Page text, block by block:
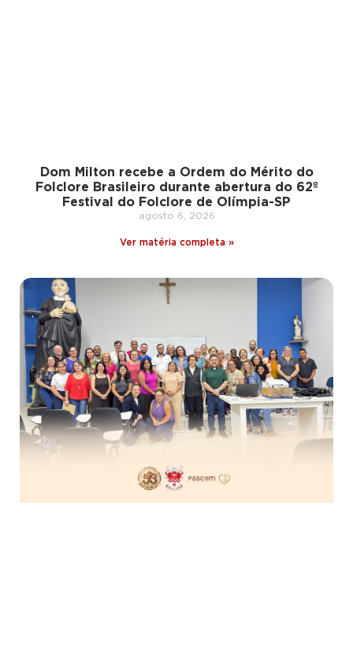
Dom Milton recebe a Ordem do Mérito do
Folclore Brasileiro durante abertura do 62º
Festival do Folclore de Olímpia-SP
agosto 6, 2026
Ver matéria completa »